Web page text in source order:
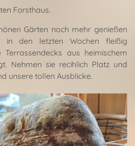
Forsthaus.
Gärten noch mehr genießen
in den letzten Wochen fleißig
aus heimischem
Nehmen sie recihlich Platz und
unsere tollen Ausblicke.